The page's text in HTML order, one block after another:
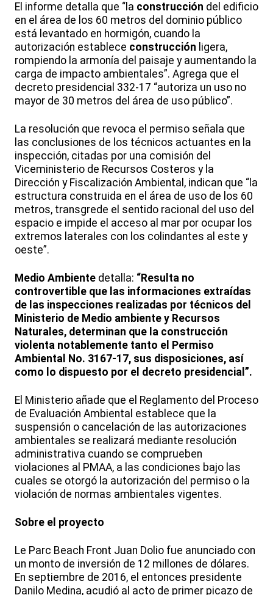
El informe detalla que “la construcción del edificio
en el área de los 60 metros del dominio público
está levantado en hormigón, cuando la
autorización establece construcción ligera,
rompiendo la armonía del paisaje y aumentando la
carga de impacto ambientales”. Agrega que el
decreto presidencial 332-17 “autoriza un uso no
mayor de 30 metros del área de uso público”.
La resolución que revoca el permiso señala que
las conclusiones de los técnicos actuantes en la
inspección, citadas por una comisión del
Viceministerio de Recursos Costeros y la
Dirección y Fiscalización Ambiental, indican que “la
estructura construida en el área de uso de los 60
metros, transgrede el sentido racional del uso del
espacio e impide el acceso al mar por ocupar los
extremos laterales con los colindantes al este y
oeste”.
Medio Ambiente detalla: “Resulta no
controvertible que las informaciones extraídas
de las inspecciones realizadas por técnicos del
Ministerio de Medio ambiente y Recursos
Naturales, determinan que la construcción
violenta notablemente tanto el Permiso
Ambiental No. 3167-17, sus disposiciones, así
como lo dispuesto por el decreto presidencial”.
El Ministerio añade que el Reglamento del Proceso
de Evaluación Ambiental establece que la
suspensión o cancelación de las autorizaciones
ambientales se realizará mediante resolución
administrativa cuando se comprueben
violaciones al PMAA, a las condiciones bajo las
cuales se otorgó la autorización del permiso o la
violación de normas ambientales vigentes.
Sobre el proyecto
Le Parc Beach Front Juan Dolio fue anunciado con
un monto de inversión de 12 millones de dólares.
En septiembre de 2016, el entonces presidente
Danilo Medina, acudió al acto de primer picazo de